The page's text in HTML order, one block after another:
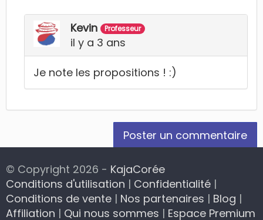
Kevin Professeur
il y a 3 ans
Je note les propositions ! :)
Poster un commentaire
© Copyright 2026 - KajaCorée
Conditions d'utilisation | Confidentialité |
Conditions de vente | Nos partenaires | Blog |
Affiliation | Qui nous sommes | Espace Premium